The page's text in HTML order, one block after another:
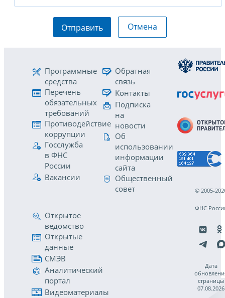
Отправить Отмена
Программные
средства
Перечень
обязательных
требований
Противодействие
коррупции
Госслужба
в ФНС
России
Вакансии
Обратная
связь
Контакты
Подписка
на
новости
Об
использовании
информации
сайта
Общественный
совет
Открытое
ведомство
Открытые
данные
СМЭВ
Аналитический
портал
Видеоматериалы
© 2005-
ФНС
Дата
страницы
07.08.2026